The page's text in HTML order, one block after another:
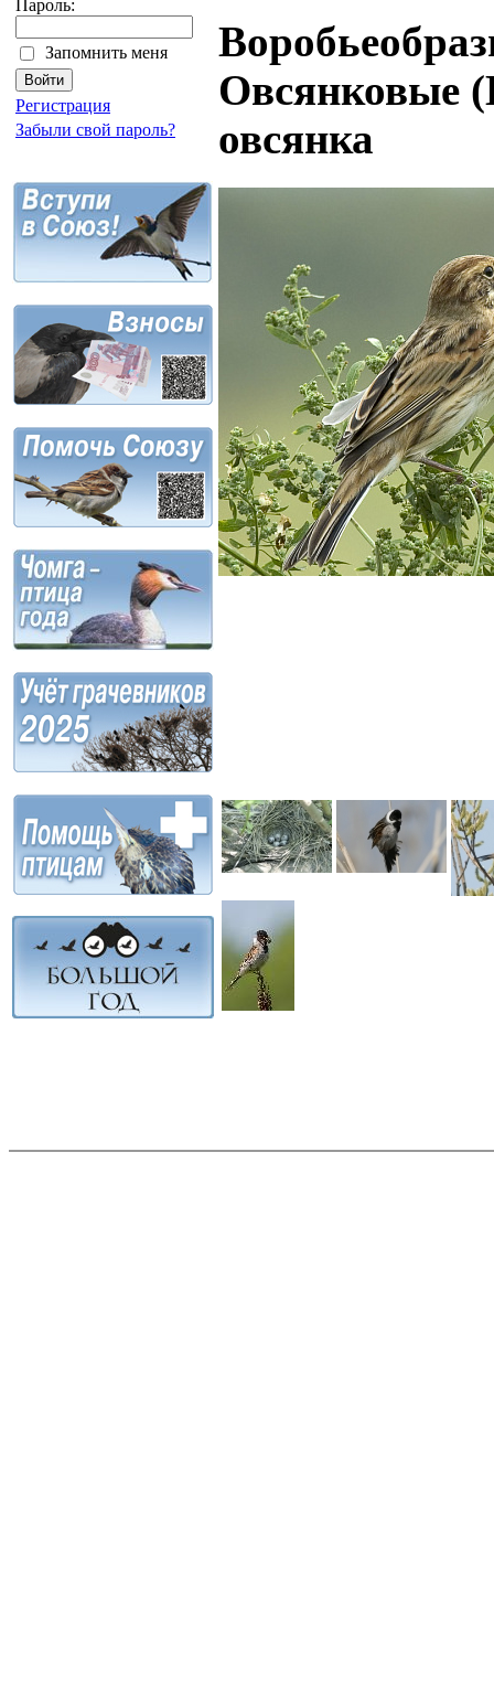
Пароль:
Запомнить меня
Регистрация
Забыли свой пароль?
Овсянковые
овсянка